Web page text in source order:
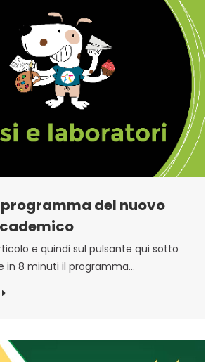
programma del nuovo
e quindi sul pulsante qui sotto
in 8 minuti il programma…